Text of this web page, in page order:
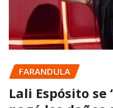
FARANDULA
Lali Espósito se